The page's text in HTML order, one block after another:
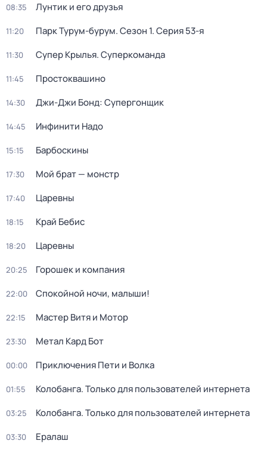
08:35 Лунтик и его друзья
11:20 Парк Турум-бурум. Сезон 1. Серия 53-я
11:30 Супер Крылья. Суперкоманда
11:45 Простоквашино
14:30 Джи-Джи Бонд: Супергонщик
14:45 Инфинити Надо
15:15 Барбоскины
17:30 Мой брат — монстр
17:40 Царевны
18:15 Край Бебис
18:20 Царевны
20:25 Горошек и компания
22:00 Спокойной ночи, малыши!
22:15 Мастер Витя и Мотор
23:30 Метал Кард Бот
00:00 Приключения Пети и Волка
01:55 Колобанга. Только для пользователей интернета
03:25 Колобанга. Только для пользователей интернета
03:30 Ералаш